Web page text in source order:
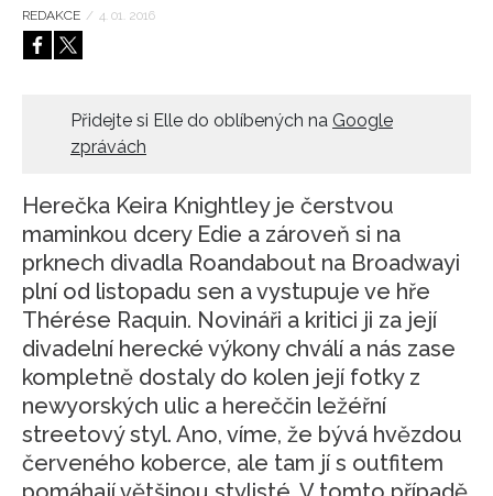
HOME
REDAKCE / 4. 01. 2016
Přidejte si Elle do oblíbených na Google
zprávách
Herečka Keira Knightley je čerstvou
maminkou dcery Edie a zároveň si na
prknech divadla Roandabout na Broadwayi
plní od listopadu sen a vystupuje ve hře
Thérése Raquin. Novináři a kritici ji za její
divadelní herecké výkony chválí a nás zase
kompletně dostaly do kolen její fotky z
newyorských ulic a hereččin ležéřní
streetový styl. Ano, víme, že bývá hvězdou
červeného koberce, ale tam jí s outfitem